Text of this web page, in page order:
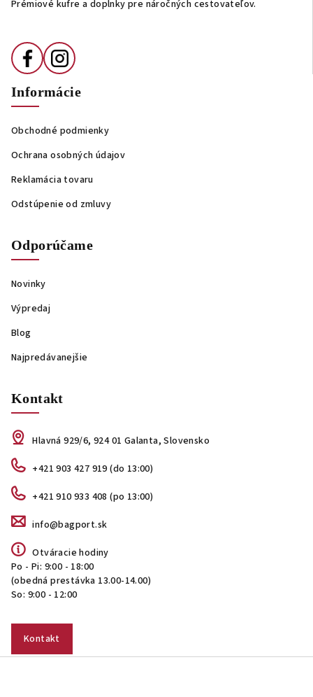
Prémiové kufre a doplnky pre náročných cestovateľov.
Informácie
Obchodné podmienky
Ochrana osobných údajov
Reklamácia tovaru
Odstúpenie od zmluvy
Odporúčame
Novinky
Výpredaj
Blog
Najpredávanejšie
Kontakt
Hlavná 929/6, 924 01 Galanta, Slovensko
+421 903 427 919 (do 13:00)
+421 910 933 408 (po 13:00)
info@bagport.sk
Otváracie hodiny
Po - Pi: 9:00 - 18:00
(obedná prestávka 13.00-14.00)
So: 9:00 - 12:00
Kontakt